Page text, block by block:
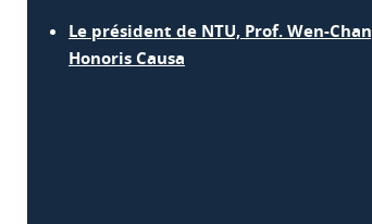
Le président de NTU, Prof. Wen-
Honoris Causa